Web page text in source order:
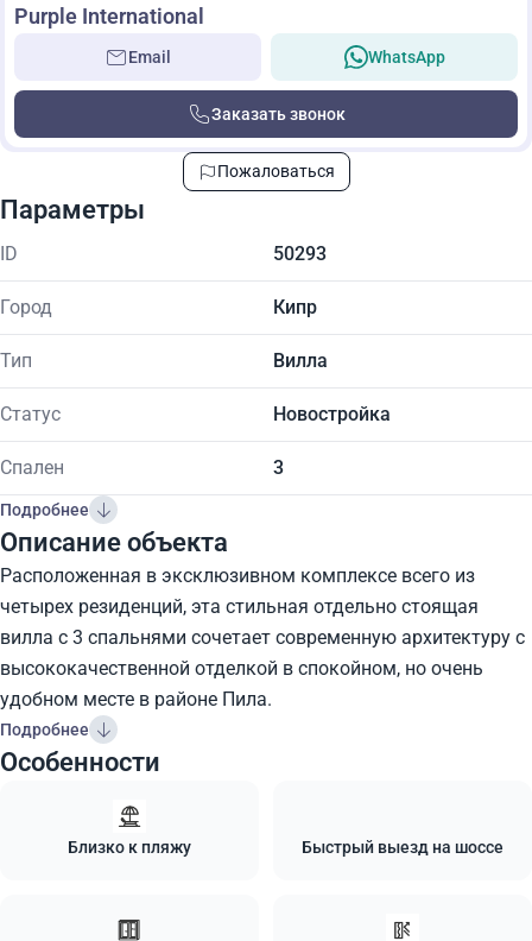
Purple International
Email WhatsApp
Заказать звонок
Пожаловаться
Параметры
ID 50293
Город Кипр
Тип Вилла
Статус Новостройка
Спален 3
Подробнее
Описание объекта
Расположенная в эксклюзивном комплексе всего из
четырех резиденций, эта стильная отдельно стоящая
вилла с 3 спальнями сочетает современную архитектуру с
высококачественной отделкой в спокойном, но очень
удобном месте в районе Пила.
Подробнее
Особенности
Близко к пляжу Быстрый выезд на шоссе